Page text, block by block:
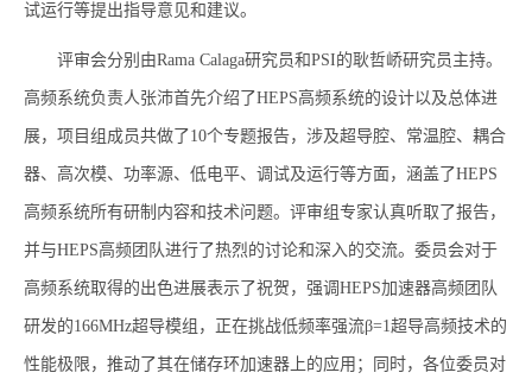
试运行等提出指导意见和建议。
评审会分别由Rama Calaga研究员和PSI的耿哲峤研究员主持。
高频系统负责人张沛首先介绍了HEPS高频系统的设计以及总体进
展，项目组成员共做了 10个专题报告，涉及超导腔、常温腔、耦合
器、高次模、功率源、低电平、调试及运行等方面，涵盖了HEPS
高频系统所有研制内容和技术问题。评审组专家认真听取了报告，
并与HEPS高频团队进行了热烈的讨论和深入的交流。委员会对于
高频系统取得的出色进展表示了祝贺，强调HEPS加速器高频团队
研发的166MHz超导模组，正在挑战低频率强流β=1超导高频技术的
性能极限，推动了其在储存环加速器上的应用；同时，各位委员对